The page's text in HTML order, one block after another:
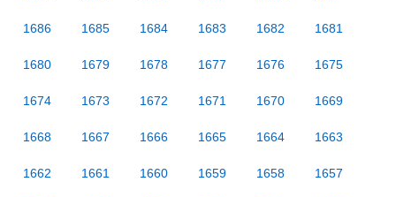
1686 1685 1684 1683 1682 1681
1680 1679 1678 1677 1676 1675
1674 1673 1672 1671 1670 1669
1668 1667 1666 1665 1664 1663
1662 1661 1660 1659 1658 1657